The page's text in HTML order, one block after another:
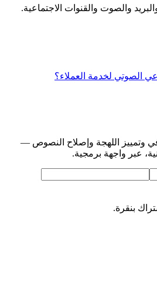
والصوت والقنوات الاجتماعية.
الصوتي لخدمة العملاء؟
وتمييز اللهجة وإصلاح النصوص —
عبر واجهة برمجية.
بنقرة.